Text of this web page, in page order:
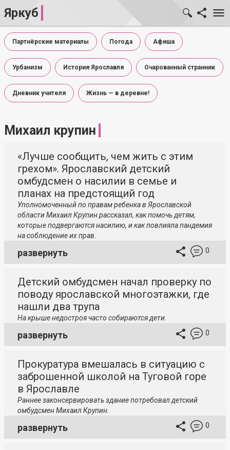
Яркуб
Партнёрские материалы Погода Афиша
Урбанизм История Ярославля Очарованный странник
Дневник учителя Жизнь — в деревне!
Михаил крупин
«Лучше сообщить, чем жить с этим
грехом». Ярославский детский
омбудсмен о насилии в семье и
планах на предстоящий год
Уполномоченный по правам ребенка в Ярославской
области Михаил Крупин рассказал, как помочь детям,
которые подвергаются насилию, и как повлияла пандемия
на соблюдение их прав.
развернуть 0
Детский омбудсмен начал проверку по
поводу ярославской многоэтажки, где
нашли два трупа
На крыше недостроя часто собираются дети.
развернуть 0
Прокуратура вмешалась в ситуацию с
заброшенной школой на Туговой горе
в Ярославле
Раннее законсервировать здание потребовал детский
омбудсмен Михаил Крупин.
развернуть 0